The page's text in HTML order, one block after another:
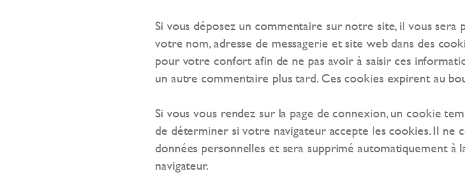
Si vous déposez un commentaire sur notre site, il vous sera
votre nom, adresse de messagerie et site web dans des
pour votre confort afin de ne pas avoir à saisir ces
un autre commentaire plus tard. Ces cookies expirent au
Si vous vous rendez sur la page de connexion, un cookie
de déterminer si votre navigateur accepte les cookies. Il ne
données personnelles et sera supprimé automatiquement
navigateur.